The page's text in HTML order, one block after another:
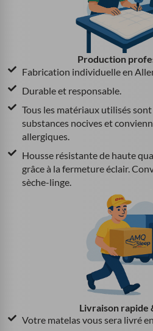
Production
Fabrication individuelle en
Durable et responsable.
Tous les matériaux utilisés
substances nocives et
allergiques.
Housse résistante de haute
grâce à la fermeture éclair.
sèche-linge.
Livraison rapide
Votre matelas vous sera livré